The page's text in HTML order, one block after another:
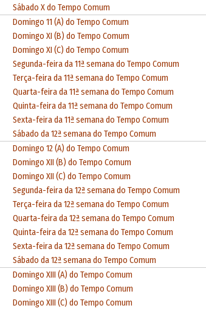
Sábado X do Tempo Comum
Domingo 11 (A) do Tempo Comum
Domingo XI (B) do Tempo Comum
Domingo XI (C) do Tempo Comum
Segunda-feira da 11ª semana do Tempo Comum
Terça-feira da 11ª semana do Tempo Comum
Quarta-feira da 11ª semana do Tempo Comum
Quinta-feira da 11ª semana do Tempo Comum
Sexta-feira da 11ª semana do Tempo Comum
Sábado da 12ª semana do Tempo Comum
Domingo 12 (A) do Tempo Comum
Domingo XII (B) do Tempo Comum
Domingo XII (C) do Tempo Comum
Segunda-feira da 12ª semana do Tempo Comum
Terça-feira da 12ª semana do Tempo Comum
Quarta-feira da 12ª semana do Tempo Comum
Quinta-feira da 12ª semana do Tempo Comum
Sexta-feira da 12ª semana do Tempo Comum
Sábado da 12ª semana do Tempo Comum
Domingo XIII (A) do Tempo Comum
Domingo XIII (B) do Tempo Comum
Domingo XIII (C) do Tempo Comum